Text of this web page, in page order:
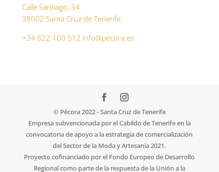
Calle Santiago, 34
38002 Santa Cruz de Tenerife
+34 822 100 512 info@pecora.es
© Pécora 2022 - Santa Cruz de Tenerife
Empresa subvencionada por el Cabildo de Tenerife en la
convocatoria de apoyo a la estrategia de comercialización
del Sector de la Moda y Artesanía 2021.
Proyecto cofinanciado por el Fondo Europeo de Desarrollo
Regional como parte de la respuesta de la Unión a la